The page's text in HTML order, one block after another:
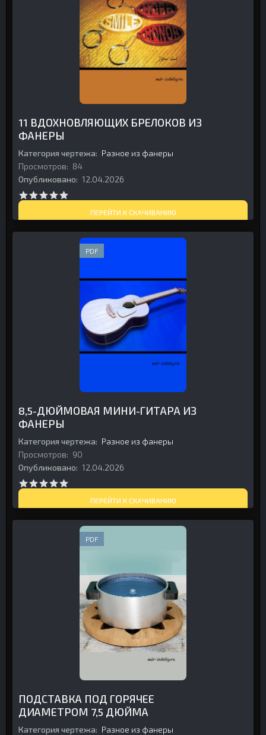
11 ВДОХНОВЛЯЮЩИХ БРЕЛОКОВ ИЗ
ФАНЕРЫ
Категория чертежа: Разное из фанеры
Просмотров: 84
Опубликовано: 12.04.2026
ПЕРЕЙТИ К СКАЧИВАНИЮ
PDF
8,5-ДЮЙМОВАЯ МИНИ-ГИТАРА ИЗ
ФАНЕРЫ
Категория чертежа: Разное из фанеры
Просмотров: 90
Опубликовано: 12.04.2026
ПЕРЕЙТИ К СКАЧИВАНИЮ
PDF
ПОДСТАВКА ПОД ГОРЯЧЕЕ
ДИАМЕТРОМ 7,5 ДЮЙМА
Категория чертежа: Разное из фанеры